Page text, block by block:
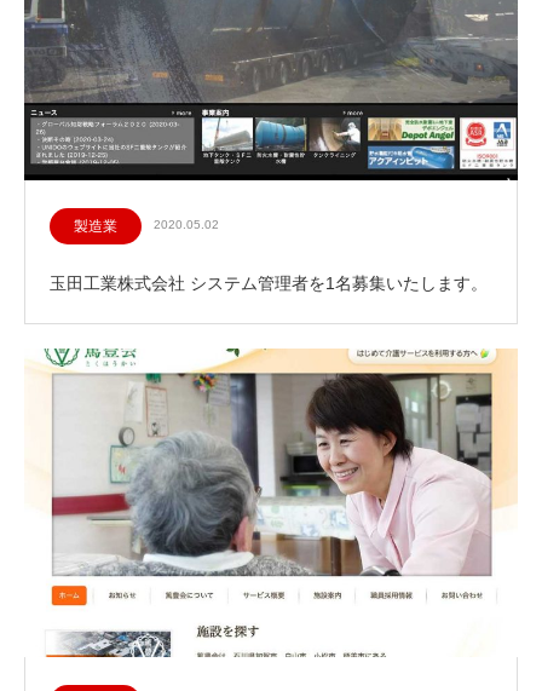
製造業 2020.05.02
玉田工業株式会社 システム管理者を1名募集いたします。